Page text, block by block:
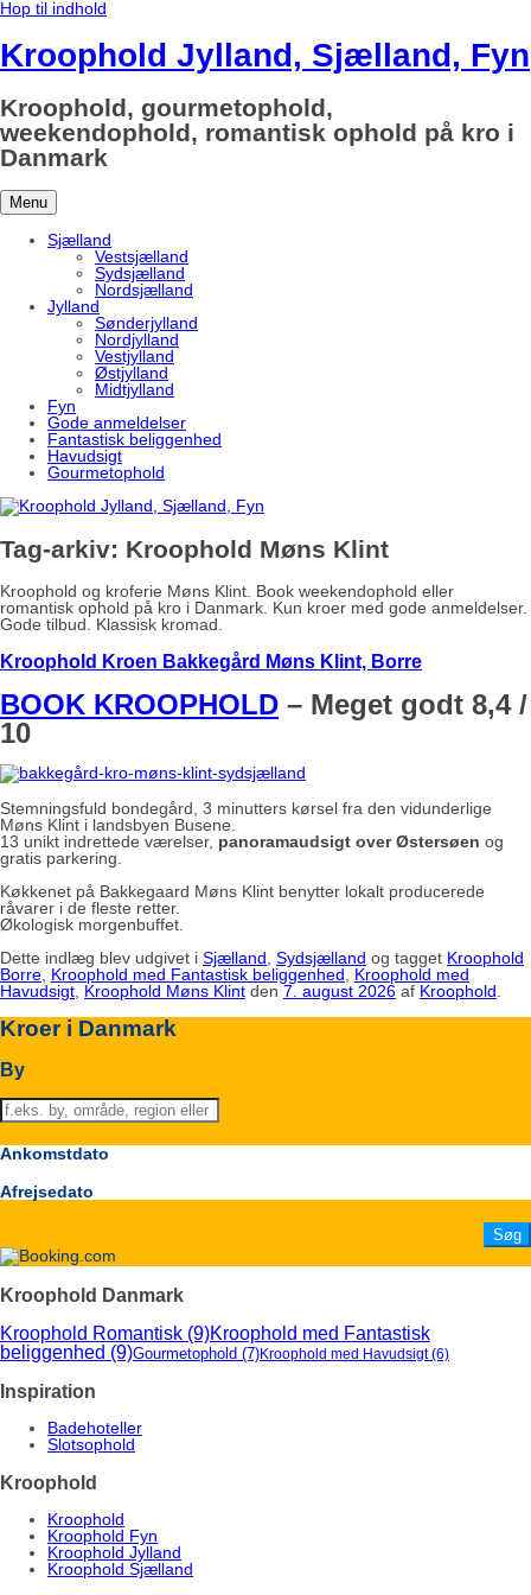
Hop til indhold
Kroophold Jylland, Sjælland, Fyn
Kroophold, gourmetophold,
weekendophold, romantisk ophold på kro i
Danmark
Menu
Sjælland
Vestsjælland
Sydsjælland
Nordsjælland
Jylland
Sønderjylland
Nordjylland
Vestjylland
Østjylland
Midtjylland
Fyn
Gode anmeldelser
Fantastisk beliggenhed
Havudsigt
Gourmetophold
Tag-arkiv: Kroophold Møns Klint
Kroophold og kroferie Møns Klint. Book weekendophold eller
romantisk ophold på kro i Danmark. Kun kroer med gode anmeldelser.
Gode tilbud. Klassisk kromad.
Kroophold Kroen Bakkegård Møns Klint, Borre
BOOK KROOPHOLD – Meget godt 8,4 /
10
Stemningsfuld bondegård, 3 minutters kørsel fra den vidunderlige
Møns Klint i landsbyen Busene.
13 unikt indrettede værelser, panoramaudsigt over Østersøen og
gratis parkering.
Køkkenet på Bakkegaard Møns Klint benytter lokalt producerede
råvarer i de fleste retter.
Økologisk morgenbuffet.
Dette indlæg blev udgivet i Sjælland Sydsjælland og tagget Kroophold
Borre Kroophold med Fantastisk beliggenhed
Kroophold med
Havudsigt Kroophold Møns Klint den7. august 2026 af Kroophold
Kroer i Danmark
By
Ankomstdato
Afrejsedato
Kroophold Danmark
Kroophold Romantisk (9)Kroophold med Fantastisk
beliggenhed (9)Gourmetophold (7)Kroophold med Havudsigt(6)
Inspiration
Badehoteller
Slotsophold
Kroophold
Kroophold
Kroophold Fyn
Kroophold Jylland
Kroophold Sjælland